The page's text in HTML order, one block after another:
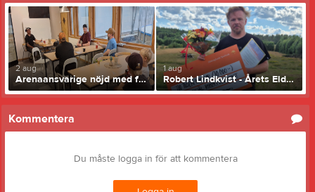
2 aug
Arenaansvarige nöjd med första arbetsdagen
1 aug
Robert Lindkvist - Årets Eldsjäl 2026
Kommentera
Du måste logga in för att kommentera